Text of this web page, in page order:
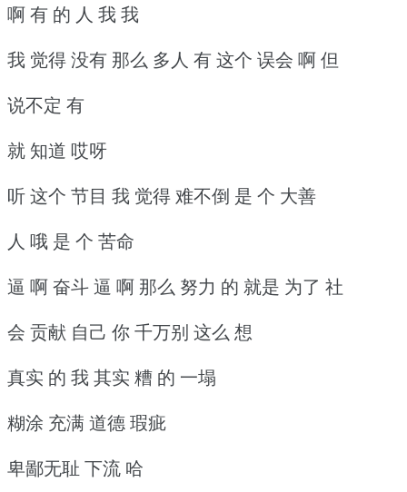
啊 有 的 人 我 我
我 觉得 没有 那么 多人 有 这个 误会 啊 但
说不定 有
就 知道 哎呀
听 这个 节目 我 觉得 难不倒 是 个 大善
人 哦 是 个 苦命
逼 啊 奋斗 逼 啊 那么 努力 的 就是 为了 社
会 贡献 自己 你 千万别 这么 想
真实 的 我 其实 糟 的 一塌
糊涂 充满 道德 瑕疵
卑鄙无耻 下流 哈